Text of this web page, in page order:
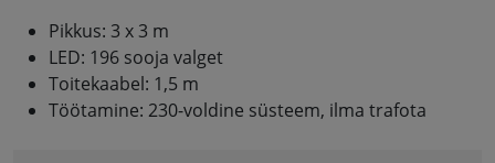
Pikkus: 3 x 3 m
LED: 196 sooja valget
Toitekaabel: 1,5 m
Töötamine: 230-voldine süsteem, ilma trafota